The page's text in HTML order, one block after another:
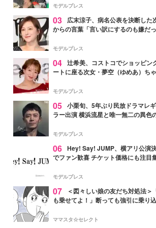
「かっこいい」と反響
モデルプレス
03
広末涼子、病名公表を決断した
からの言葉「言い訳にするのも嫌だっ
モデルプレス
04 辻希美、コストコでショッピン
ートに座る次女・夢空（ゆめあ）ち
ぎ」「成長を感じる」の声
モデルプレス
05 小栗旬、5年ぶり民放ドラマレ
ラー出演 横浜流星と唯一無二の異色
モデルプレス
06 Hey! Say! JUMP、横アリ公演
でファン歓喜 チケット価格にも注目
モデルプレス
07
＜図々しい娘の友だち対処法＞
も乗せてよ！」断っても強引に乗り
ママスタ☆セレクト